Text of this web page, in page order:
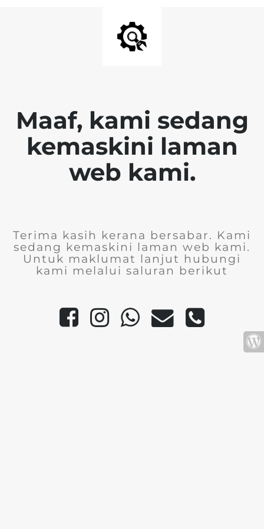
Maaf, kami sedang
kemaskini laman
web kami.
Terima kasih kerana bersabar. Kami
sedang kemaskini laman web kami.
Untuk maklumat lanjut hubungi
kami melalui saluran berikut